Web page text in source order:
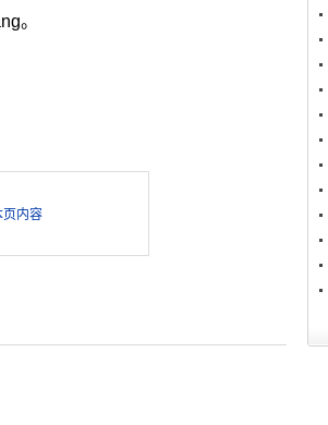
。
页内容